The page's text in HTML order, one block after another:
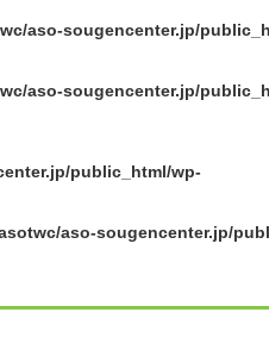
aso-sougencenter.jp/
aso-sougencenter.jp/
public_html/wp-
aso-sougencenter.jp/